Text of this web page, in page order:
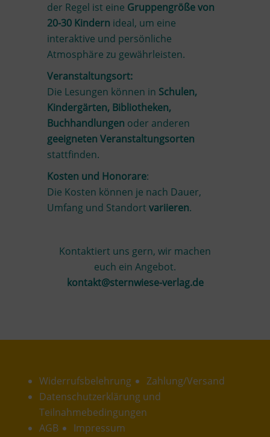
der Regel ist eine Gruppengröße von
20-30 Kindern ideal, um eine
interaktive und persönliche
Atmosphäre zu gewährleisten.
Veranstaltungsort:
Die Lesungen können in Schulen,
Kindergärten, Bibliotheken,
Buchhandlungen oder anderen
geeigneten Veranstaltungsorten
stattfinden.
Kosten und Honorare:
Die Kosten können je nach Dauer,
Umfang und Standortvariieren.
Kontaktiert uns gern, wir machen
euch ein Angebot.
kontakt@sternwiese-verlag.de
Widerrufsbelehrung
Zahlung/Versand
Datenschutzerklärung und
Teilnahmebedingungen
AGB
Impressum